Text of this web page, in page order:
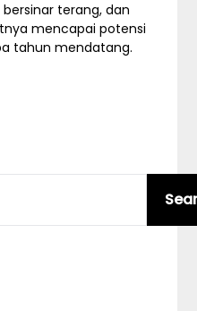
terang, dan
mencapai potensi
tahun mendatang.